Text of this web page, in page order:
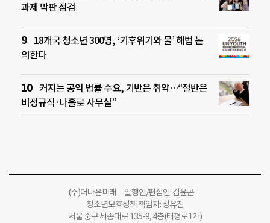
과제 막판 점검
18개국 청소년 300명, ‘기후위기와 물’ 해법 논
의한다
커지는 공익 법률 수요, 기반은 취약…“절반은
비정규직·나홀로 사무실”
(주)더나은미래 발행인/편집인: 김윤곤
청소년보호정책 책임자: 정유진
서울 중구 세종대로 135-9, 4층(태평로1가)